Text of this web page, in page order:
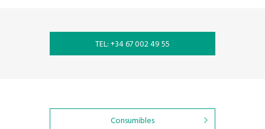
TEL: +34 67 002 49 55
Consumibles